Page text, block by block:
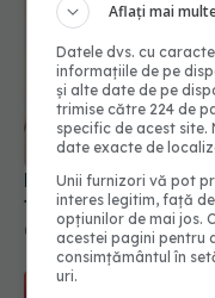
Multivitaminele
fizică mai bună la
05 aug 2026, 10:45
Aflați mai
Datele dvs. cu
informațiile de pe
și alte date de pe
trimise către 224 de
specific de acest site.
date exacte de
Unii furnizori vă pot
interes legitim, față
opțiunilor de mai jos.
acestei pagini pentru
consimțământul în
uri.